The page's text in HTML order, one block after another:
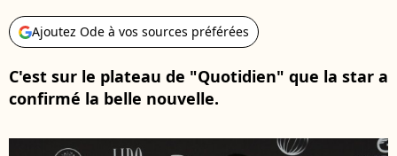
Ajoutez Ode à vos sources préférées
C'est sur le plateau de "Quotidien" que la star a
confirmé la belle nouvelle.